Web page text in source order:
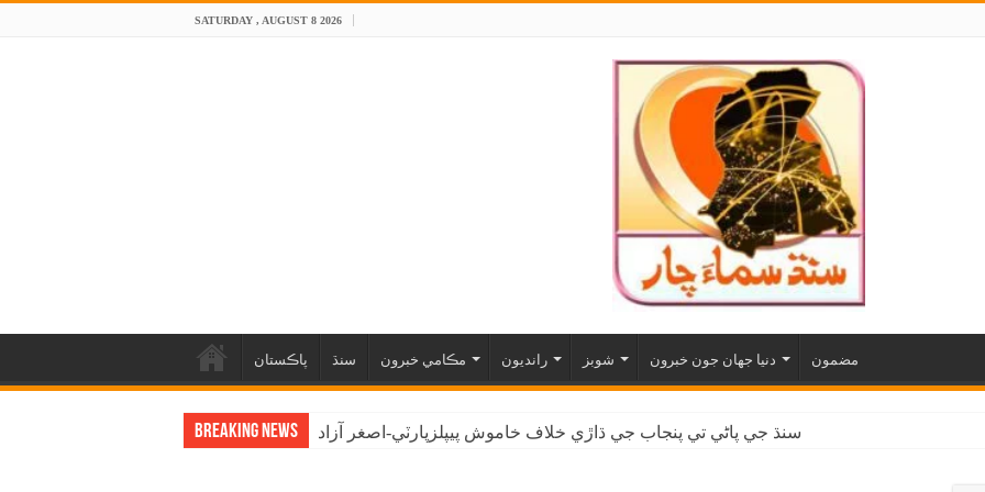
SATURDAY , AUGUST 8 2026
پاڪستان سنڌ مڪامي خبرون رانديون شوبز دنيا جهان جون خبرون مضمون
Breaking News سنڌ جي پاڻي تي پنجاب جي ڌاڙي خلاف خاموش پيپلزپارٽي-اصغر آزاد